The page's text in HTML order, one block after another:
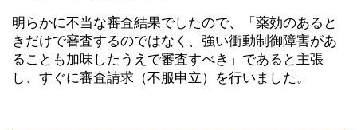
明らかに不当な審査結果でしたので、「薬効のあると
きだけで審査するのではなく、強い衝動制御障害があ
ることも加味したうえで審査すべき」であると主張
し、すぐに審査請求（不服申立）を行いました。